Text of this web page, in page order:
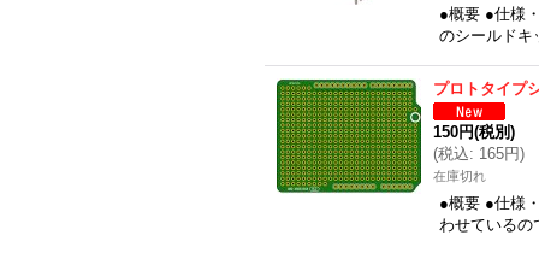
●概要 ●仕様
のシールドキ
プロトタイプ
150円(税別)
(税込: 165円)
在庫切れ
●概要 ●仕様
わせているの